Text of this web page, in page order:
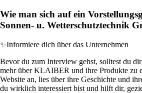
Wie man sich auf ein
Sonnen- u. Wetterschutztechnik
✨Informiere dich über das Unternehmen
Bevor du zum Interview gehst, solltest du
mehr über KLAIBER und ihre Produkte zu
Website an, lies über ihre Geschichte und
du wirklich interessiert bist und hilft dir,